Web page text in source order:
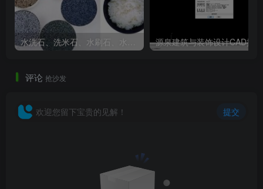
评论 抢沙发
欢迎您留下宝贵的见解！ 提交